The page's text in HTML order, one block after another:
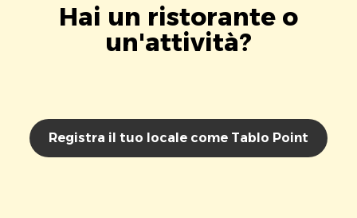
Hai un ristorante o
un'attività?
Registra il tuo locale come Tablo Point